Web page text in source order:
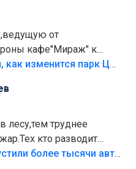
от
кафе"Мираж" к
то бордюры
еще,видимо,часть
Глава Тольятти рассказал, как изменится парк Центрального района
труднее
кто разводит
полно
В тольяттинский лес не пустили более тысячи автомобилей